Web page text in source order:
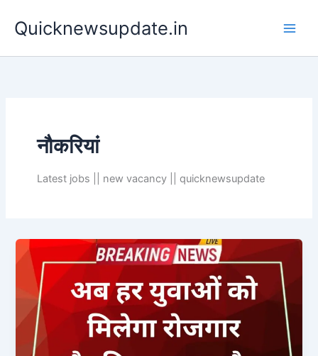
Quicknewsupdate.in
नौकरियां
Latest jobs || new vacancy || quicknewsupdate